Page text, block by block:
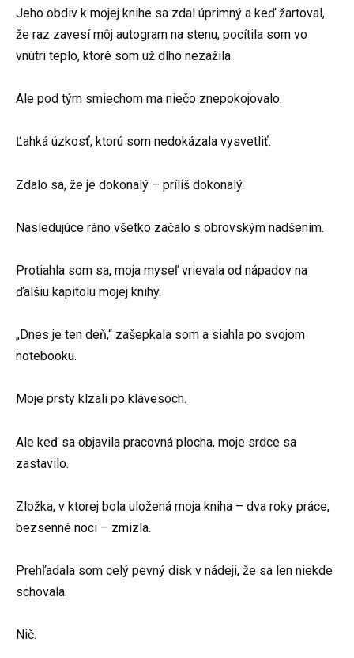
Jeho obdiv k mojej knihe sa zdal úprimný a keď žartoval,
že raz zavesí môj autogram na stenu, pocítila som vo
vnútri teplo, ktoré som už dlho nezažila.
Ale pod tým smiechom ma niečo znepokojovalo.
Ľahká úzkosť, ktorú som nedokázala vysvetliť.
Zdalo sa, že je dokonalý – príliš dokonalý.
Nasledujúce ráno všetko začalo s obrovským nadšením.
Protiahla som sa, moja myseľ vrievala od nápadov na
ďalšiu kapitolu mojej knihy.
„Dnes je ten deň,“ zašepkala som a siahla po svojom
notebooku.
Moje prsty klzali po klávesoch.
Ale keď sa objavila pracovná plocha, moje srdce sa
zastavilo.
Zložka, v ktorej bola uložená moja kniha – dva roky práce,
bezsenné noci – zmizla.
Prehľadala som celý pevný disk v nádeji, že sa len niekde
schovala.
Nič.